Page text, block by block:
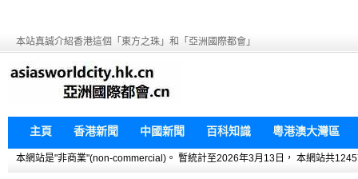
本站真誠介紹香港這個「東方之珠」和「亞洲國際都會」
主頁 香港新聞 中國新聞 百科知識 粵港澳大灣區
本網站是"非商業"(non-commercial)。 暫統計至2026年3月13日， 本網站共